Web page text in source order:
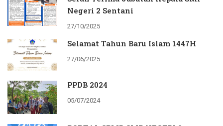
Negeri 2 Sentani
27/10/2025
Selamat Tahun Baru Islam 1447H
27/06/2025
PPDB 2024
05/07/2024